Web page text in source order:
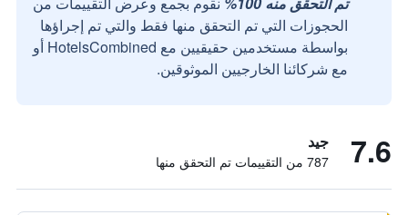
الحجوزات التي تم التحقق منها فقط والتي تم إجراؤها
بواسطة مستخدمين حقيقيين مع HotelsCombined أو
مع شركائنا الخارجيين الموثوقين.
7.6 جيد
787 من التقييمات تم التحقق منها